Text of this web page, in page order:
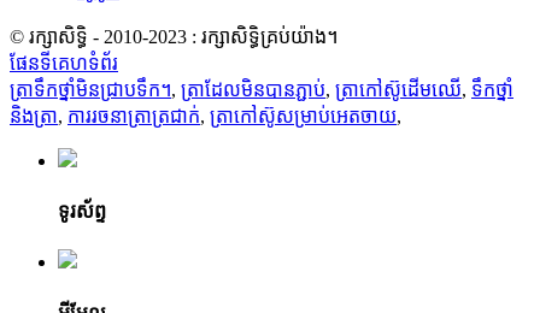
© រក្សាសិទ្ធិ - 2010-2023 : រក្សាសិទ្ធិគ្រប់យ៉ាង។
ផែនទីគេហទំព័រ
ត្រាទឹកថ្នាំមិនជ្រាបទឹក។, ត្រាដែលមិនបានភ្ជាប់, ត្រាកៅស៊ូដើមឈើ, ទឹកថ្នាំ
និងត្រា, ការរចនាត្រាត្រជាក់, ត្រាកៅស៊ូសម្រាប់អេតចាយ,
ទូរស័ព្ទ